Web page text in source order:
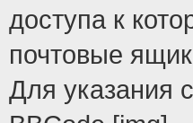
доступа к
почтовые
Для указания